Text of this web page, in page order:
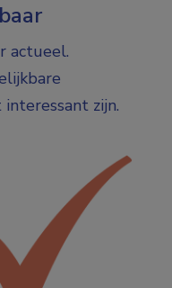
actueel.
zijn.